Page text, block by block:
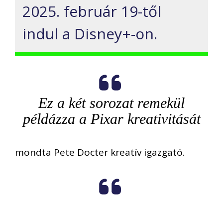
2025. február 19-től
indul a Disney+-on.
Ez a két sorozat remekül
példázza a Pixar kreativitását
mondta Pete Docter kreatív igazgató.